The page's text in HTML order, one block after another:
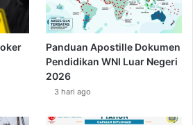
Panduan Apostille Dokumen
Pendidikan WNI Luar Negeri
2026
3 hari ago